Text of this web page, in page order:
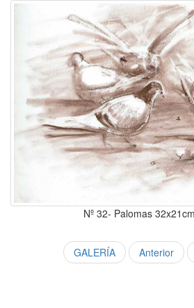
Nº 32- Palomas
GALERÍA Anterior